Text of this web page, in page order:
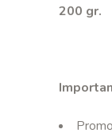
200 gr.